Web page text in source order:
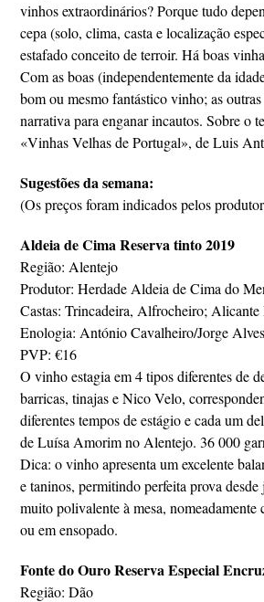
vinhos extraordinários? Porque tudo
cepa (solo, clima, casta e localização
estafado conceito de terroir. Há boas
Com as boas (independentemente da
bom ou mesmo fantástico vinho; as
narrativa para enganar incautos. Sobre o
«Vinhas Velhas de Portugal», de Luis
Sugestões da semana:
(Os preços foram indicados pelos
Aldeia de Cima Reserva tinto 2019
Região: Alentejo
Produtor: Herdade Aldeia de Cima do
Castas: Trincadeira, Alfrocheiro;
Enologia: António Cavalheiro/Jorge Alves
PVP: €16
O vinho estagia em 4 tipos diferentes de
barricas, tinajas e Nico Velo,
diferentes tempos de estágio e cada um
de Luísa Amorim no Alentejo. 36 000
Dica: o vinho apresenta um excelente
e taninos, permitindo perfeita prova desde
muito polivalente à mesa, nomeadamente
ou em ensopado.
Fonte do Ouro Reserva Especial
Região: Dão